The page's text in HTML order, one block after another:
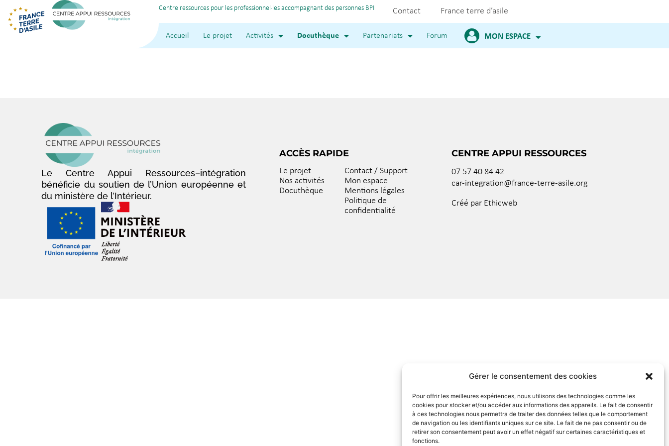
Gérer le consentement des cookies
Pour offrir les meilleures expériences, nous utilisons des technologies comme les
cookies pour stocker et/ou accéder aux informations des appareils. Le fait de consentir
à ces technologies nous permettra de traiter des données telles que le comportement
de navigation ou les identifiants uniques sur ce site. Le fait de ne pas consentir ou de
retirer son consentement peut avoir un effet négatif sur certaines caractéristiques et
fonctions.
Centre ressources pour les professionnel·les accompagnant des personnes BPI Contact France terre d’asile
Accueil Le projet Activités Docuthèque Partenariats Forum MON ESPACE
Le Centre Appui Ressources–intégration
bénéficie du soutien de l’Union européenne et
du ministère de l’Intérieur.
ACCÈS RAPIDE
Le projet
Nos activités
Docuthèque
Contact / Support
Mon espace
Mentions légales
Politique de
confidentialité
CENTRE APPUI RESSOURCES
07 57 40 84 42
car-integration@france-terre-asile.org
Créé par Ethicweb